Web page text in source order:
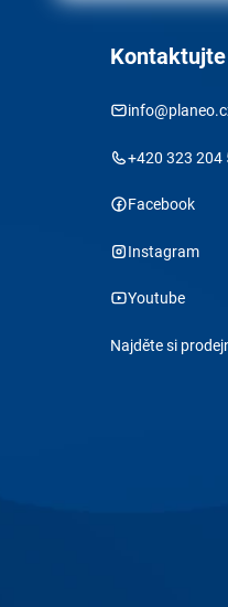
+420 323 204
Facebook
Instagram
Youtube
Najděte si